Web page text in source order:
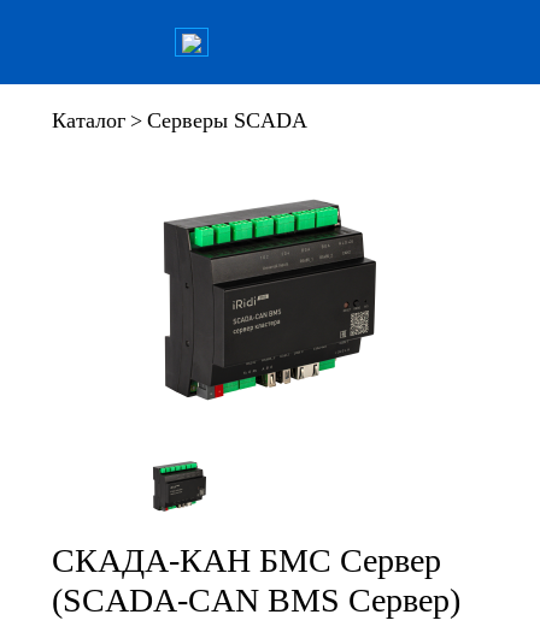
Каталог > Серверы SCADA
СКАДА-КАН БМС Сервер
(SCADA-CAN BMS Сервер)